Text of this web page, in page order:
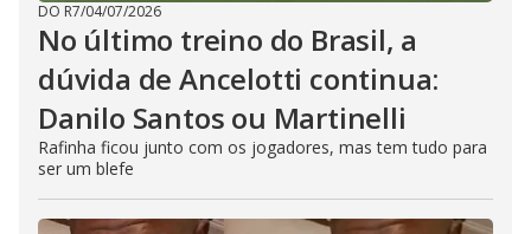
DO R7/04/07/2026
No último treino do Brasil, a
dúvida de Ancelotti continua:
Danilo Santos ou Martinelli
Rafinha ficou junto com os jogadores, mas tem tudo para
ser um blefe